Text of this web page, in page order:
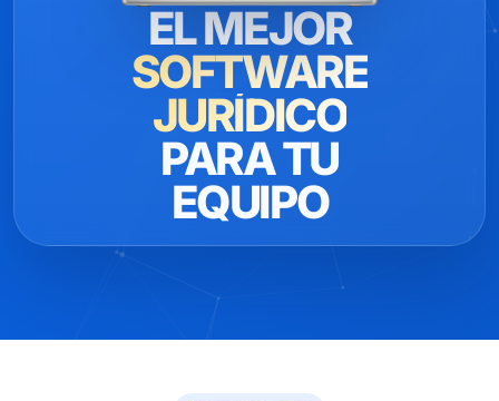
EL MEJOR
SOFTWARE
JURÍDICO
PARA TU
EQUIPO